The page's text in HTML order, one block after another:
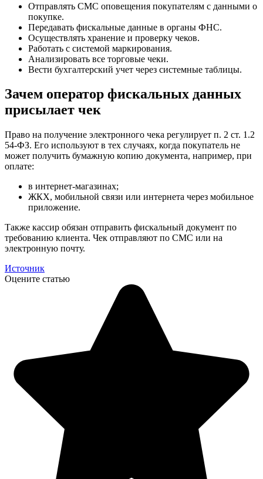
Отправлять СМС оповещения покупателям с данными о
покупке.
Передавать фискальные данные в органы ФНС.
Осуществлять хранение и проверку чеков.
Работать с системой маркирования.
Анализировать все торговые чеки.
Вести бухгалтерский учет через системные таблицы.
Зачем оператор фискальных данных
присылает чек
Право на получение электронного чека регулирует п. 2 ст. 1.2
54-ФЗ. Его используют в тех случаях, когда покупатель не
может получить бумажную копию документа, например, при
оплате:
в интернет-магазинах;
ЖКХ, мобильной связи или интернета через мобильное
приложение.
Также кассир обязан отправить фискальный документ по
требованию клиента. Чек отправляют по СМС или на
электронную почту.
Источник
Оцените статью